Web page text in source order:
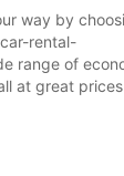
way by
rental-
range of
at great